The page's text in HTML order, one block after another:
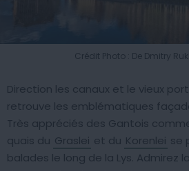
Crédit Photo : De Dmitry
Direction les canaux et le vieux
retrouve les emblématiques
Très appréciés des Gantois
quais du Graslei et du Korenlei se
balades le long de la Lys. Admirez